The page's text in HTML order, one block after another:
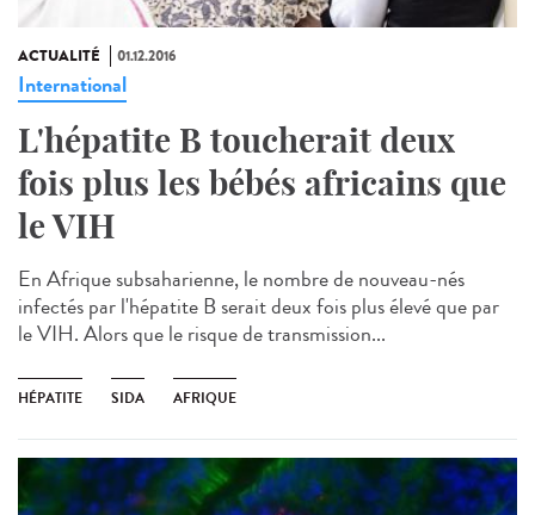
ACTUALITÉ 01.12.2016
International
L'hépatite B toucherait deux
fois plus les bébés africains que
le VIH
En Afrique subsaharienne, le nombre de nouveau-nés
infectés par l'hépatite B serait deux fois plus élevé que par
le VIH. Alors que le risque de transmission...
HÉPATITE SIDA AFRIQUE